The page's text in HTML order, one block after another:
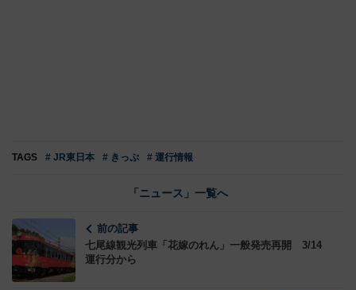
TAGS # JR東日本 # きっぷ # 運行情報
「ニュース」一覧へ
前の記事
七尾線観光列車「花嫁のれん」一般発売再開 3/14
運行分から